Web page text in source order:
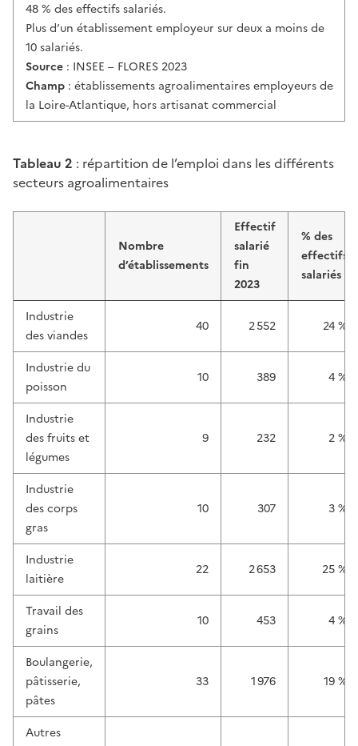
48 % des effectifs salariés.
Plus d’un établissement employeur sur deux a moins de
10 salariés.
Source : INSEE – FLORES 2023
Champ : établissements agroalimentaires employeurs de
la Loire-Atlantique, hors artisanat commercial
Tableau 2 : répartition de l’emploi dans les différents
secteurs agroalimentaires
Nombre
d’établissements
Effectif
salarié
fin
2023
% des
effectifs
salariés
Industrie
des viandes
40 2 552 24 %
Industrie du
poisson
10 389 4 %
Industrie
des fruits et
légumes
9 232 2 %
Industrie
des corps
gras
10 307 3 %
Industrie
laitière
22 2 653 25 %
Travail des
grains
10 453 4 %
Boulangerie,
pâtisserie,
pâtes
33 1 976 19 %
Autres